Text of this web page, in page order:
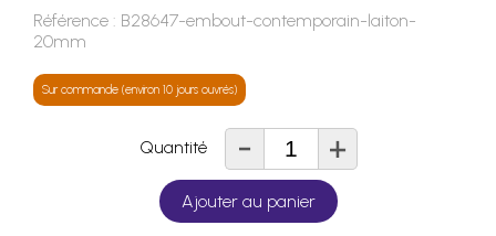
Référence : B28647-embout-contemporain-laiton-
20mm
Sur commande (environ 10 jours ouvrés)
Quantité - +
Ajouter au panier